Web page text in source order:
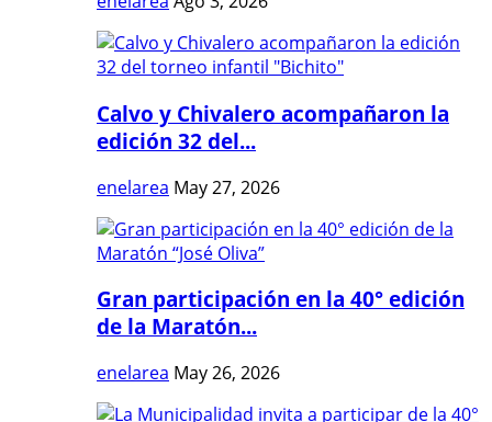
Calvo y Chivalero acompañaron la
edición 32 del...
enelarea May 27, 2026
Gran participación en la 40° edición
de la Maratón...
enelarea May 26, 2026